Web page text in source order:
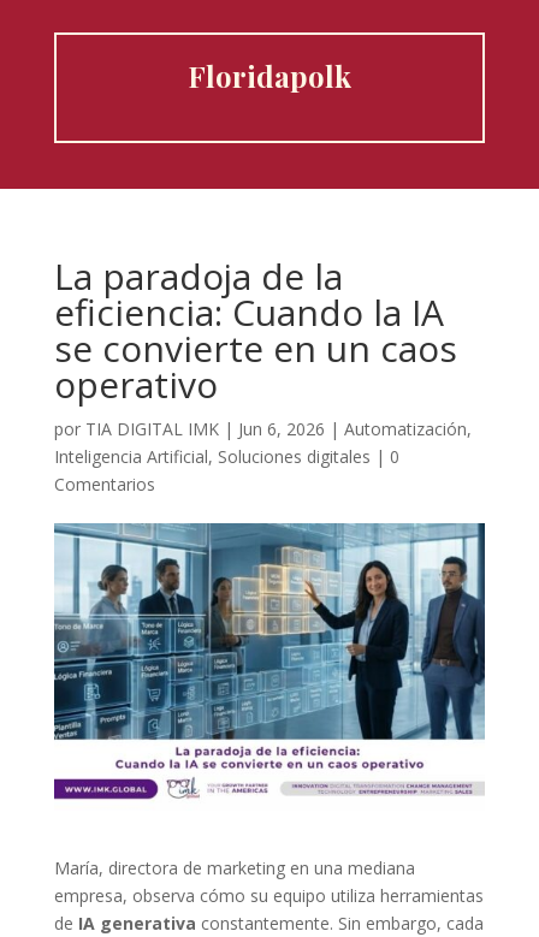
Floridapolk
La paradoja de la
eficiencia: Cuando la IA
se convierte en un caos
operativo
por TIA DIGITAL IMK| Jun 6, 2026 | Automatización,
Inteligencia Artificial, Soluciones digitales | 0
Comentarios
María, directora de marketing en una mediana
empresa, observa cómo su equipo utiliza herramientas
de IA generativa constantemente. Sin embargo, cada